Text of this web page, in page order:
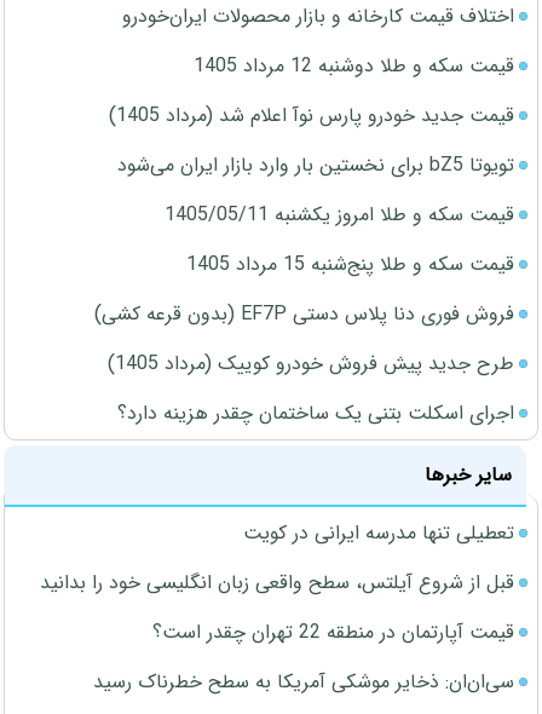
اختلاف قیمت کارخانه و بازار محصولات ایران‌خودرو
قیمت سکه و طلا دوشنبه 12 مرداد 1405
قیمت جدید خودرو پارس نوآ اعلام شد (مرداد 1405)
تویوتا bZ5 برای نخستین بار وارد بازار ایران می‌شود
قیمت سکه و طلا امروز یکشنبه 1405/05/11
قیمت سکه و طلا پنج‌شنبه 15 مرداد 1405
فروش فوری دنا پلاس دستی EF7P (بدون قرعه کشی)
طرح جدید پیش فروش خودرو کوییک (مرداد 1405)
اجرای اسکلت بتنی یک ساختمان چقدر هزینه دارد؟
سایر خبرها
تعطیلی تنها مدرسه ایرانی در کویت
قبل از شروع آیلتس، سطح واقعی زبان انگلیسی خود را بدانید
قیمت آپارتمان در منطقه 22 تهران چقدر است؟
سی‌ان‌ان: ذخایر موشکی آمریکا به سطح خطرناک رسید